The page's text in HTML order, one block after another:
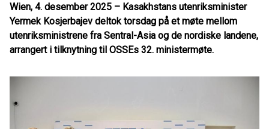
Wien, 4. desember 2025 – Kasakhstans utenriksminister
Yermek Kosjerbajev deltok torsdag på et møte mellom
utenriksministrene fra Sentral-Asia og de nordiske landene,
arrangert i tilknytning til OSSEs 32. ministermøte.